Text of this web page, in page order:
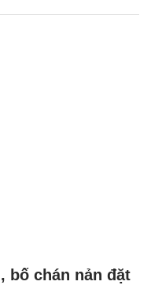
bố chán nản đặt